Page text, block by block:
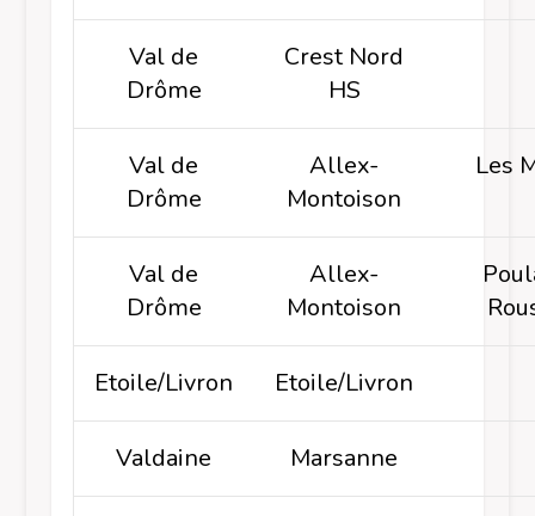
Val de
Drôme
Crest Nord
HS
Val de
Drôme
Allex-
Montoison
Les
Val de
Drôme
Allex-
Montoison
Etoile/Livron Etoile/Livron
Valdaine Marsanne